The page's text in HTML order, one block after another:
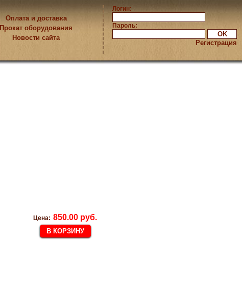
Оплата и доставка
Прокат оборудования
Новости сайта
Логин:
Пароль:
Регистрация
Цена: 850.00 руб.